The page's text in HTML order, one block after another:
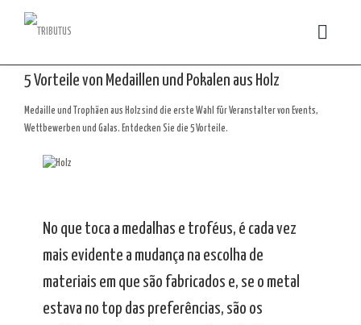
5 Vorteile von Medaillen und Pokalen aus Holz
Medaille und Trophäen aus Holz sind die erste Wahl für Veranstalter von Events,
Wettbewerben und Galas. Entdecken Sie die 5 Vorteile.
No que toca a medalhas e troféus, é cada vez
mais evidente a mudança na escolha de
materiais em que são fabricados e, se o metal
estava no top das preferências, são os